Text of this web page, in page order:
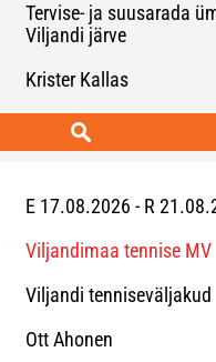
Tervise- ja suusarada
Viljandi järve
Krister Kallas
E 17.08.2026 - R
Viljandimaa tennise MV
Viljandi tenniseväljakud
Ott Ahonen